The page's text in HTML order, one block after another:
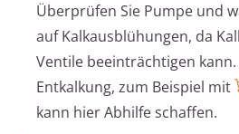
Überprüfen Sie Pumpe und
auf Kalkausblühungen, da
Ventile beeinträchtigen
Entkalkung, zum Beispiel mit
kann hier Abhilfe schaffen.